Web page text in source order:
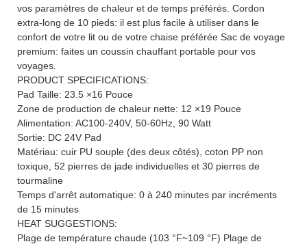
vos paramètres de chaleur et de temps préférés. Cordon
extra-long de 10 pieds: il est plus facile à utiliser dans le
confort de votre lit ou de votre chaise préférée Sac de voyage
premium: faites un coussin chauffant portable pour vos
voyages.
PRODUCT SPECIFICATIONS:
Pad Taille: 23.5 ×16 Pouce
Zone de production de chaleur nette: 12 ×19 Pouce
Alimentation: AC100-240V, 50-60Hz, 90 Watt
Sortie: DC 24V Pad
Matériau: cuir PU souple (des deux côtés), coton PP non
toxique, 52 pierres de jade individuelles et 30 pierres de
tourmaline
Temps d'arrêt automatique: 0 à 240 minutes par incréments
de 15 minutes
HEAT SUGGESTIONS:
Plage de température chaude (103 °F~109 °F) Plage de